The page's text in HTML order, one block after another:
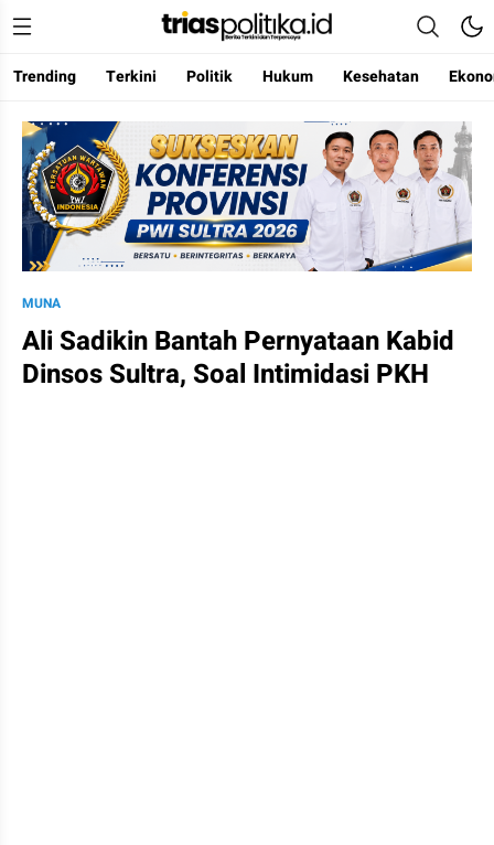
Berita Terkini & Terpercaya
Trending Terkini Politik Hukum Kesehatan
MUNA
Ali Sadikin Bantah Pernyataan Kabid
Dinsos Sultra, Soal Intimidasi PKH